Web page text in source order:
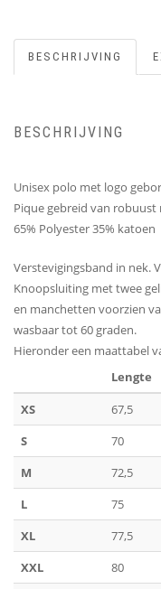
BESCHRIJVING
BESCHRIJVING
Unisex polo met logo
Pique gebreid van robuust
65% Polyester 35% katoen
Verstevigingsband in nek.
Knoopsluiting met twee
en manchetten voorzien
wasbaar tot 60 graden.
Hieronder een maattabel
Lengte
XS
67,5
S
70
M
72,5
L
75
XL
77,5
XXL
80